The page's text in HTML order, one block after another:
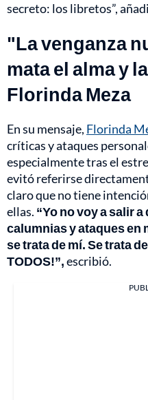
secreto: los libretos”,
"La venganza
mata el alma y
Florinda Meza
En su mensaje, Florinda
críticas y ataques
especialmente tras el
evitó referirse
claro que no tiene
ellas. “Yo no voy a salir
calumnias y ataques en
se trata de mí. Se trata
TODOS!”,escribió.